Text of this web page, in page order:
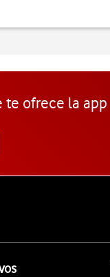
te ofrece la app